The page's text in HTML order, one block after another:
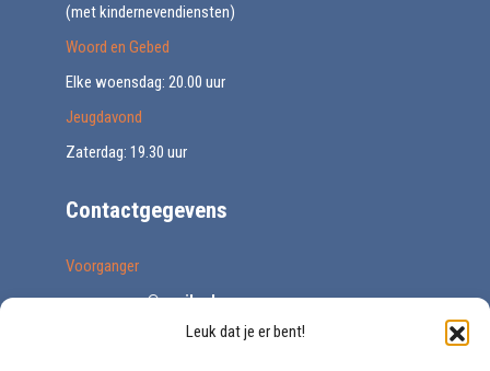
Leuk dat je er bent!
(met kindernevendiensten)
Woord en Gebed
Elke woensdag: 20.00 uur
Jeugdavond
Zaterdag: 19.30 uur
Contactgegevens
Voorganger
voorganger@vegib.nl